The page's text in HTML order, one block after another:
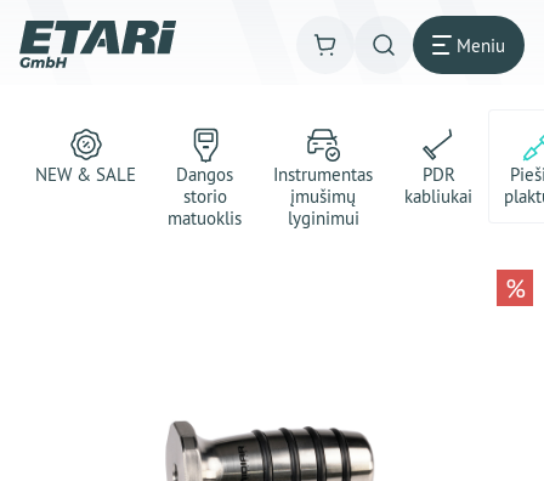
Meniu
NEW & SALE
Dangos
storio
matuoklis
Instrumentas
įmušimų
lyginimui
PDR
kabliukai
%